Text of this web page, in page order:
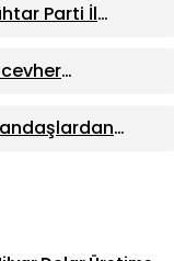
Parti İl
“Önsen’deki
Kararlarında
Yangın